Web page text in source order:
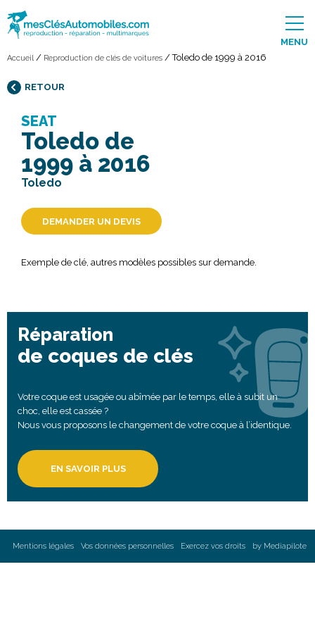
MENU
Accueil / Reproduction de clés de voitures /Toledo de 1999 à 2016
RETOUR
SEAT
Toledo de
1999 à 2016
Toledo
DEMANDER UN DEVIS
Exemple de clé, autres modèles possibles sur demande.
Réparation
de coques de clés
Votre coque est usagée ou abîmée par le temps, elle à subit un
choc, elle est cassée ?
Nous vous proposons le changement de votre coque à l’identique.
EN SAVOIR PLUS
Mentions légales Vos données personnelles Exercez vos droits by Mediapilote